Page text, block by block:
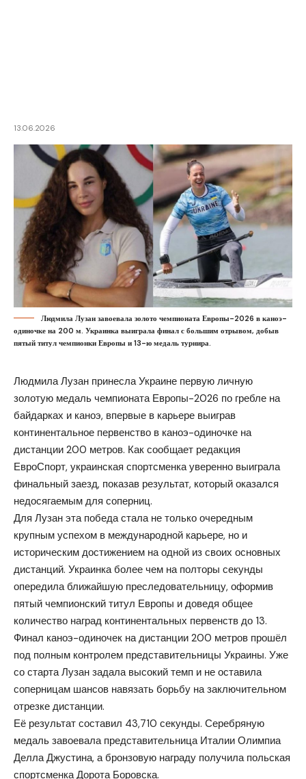
13.06.2026
Людмила Лузан завоевала золото чемпионата Европы-2026 в каноэ-
одиночке на 200 м. Украинка выиграла финал с большим отрывом, добыв
пятый титул чемпионки Европы и 13-ю медаль турнира.
Людмила Лузан принесла Украине первую личную
золотую медаль чемпионата Европы-2026 по гребле на
байдарках и каноэ, впервые в карьере выиграв
континентальное первенство в каноэ-одиночке на
дистанции 200 метров. Как сообщает редакция
ЕвроСпорт, украинская спортсменка уверенно выиграла
финальный заезд, показав результат, который оказался
недосягаемым для соперниц.
Для Лузан эта победа стала не только очередным
крупным успехом в международной карьере, но и
историческим достижением на одной из своих основных
дистанций. Украинка более чем на полторы секунды
опередила ближайшую преследовательницу, оформив
пятый чемпионский титул Европы и доведя общее
количество наград континентальных первенств до 13.
Финал каноэ-одиночек на дистанции 200 метров прошёл
под полным контролем представительницы Украины. Уже
со старта Лузан задала высокий темп и не оставила
соперницам шансов навязать борьбу на заключительном
отрезке дистанции.
Её результат составил 43,710 секунды. Серебряную
медаль завоевала представительница Италии Олимпиа
Делла Джустина, а бронзовую награду получила польская
спортсменка Дорота Боровска.